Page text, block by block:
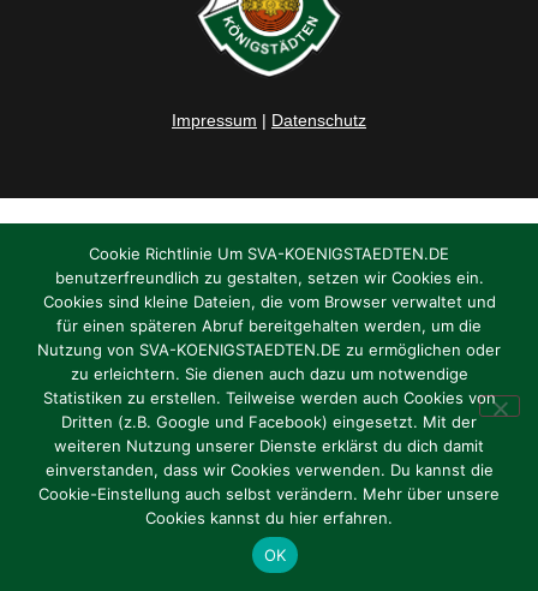
Impressum | Datenschutz
Cookie Richtlinie Um SVA-KOENIGSTAEDTEN.DE
benutzerfreundlich zu gestalten, setzen wir Cookies ein.
Cookies sind kleine Dateien, die vom Browser verwaltet und
für einen späteren Abruf bereitgehalten werden, um die
Nutzung von SVA-KOENIGSTAEDTEN.DE zu ermöglichen oder
zu erleichtern. Sie dienen auch dazu um notwendige
Statistiken zu erstellen. Teilweise werden auch Cookies von
Dritten (z.B. Google und Facebook) eingesetzt. Mit der
weiteren Nutzung unserer Dienste erklärst du dich damit
einverstanden, dass wir Cookies verwenden. Du kannst die
Cookie-Einstellung auch selbst verändern. Mehr über unsere
Cookies kannst du hier erfahren.
OK